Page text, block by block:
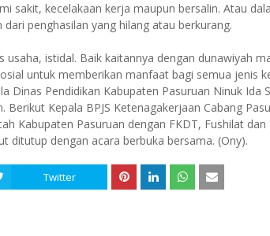
sakit, kecelakaan kerja maupun bersalin. Atau
dari penghasilan yang hilang atau berkurang.
usaha, istidal. Baik kaitannya dengan dunawiyah
untuk memberikan manfaat bagi semua jenis
Dinas Pendidikan Kabupaten Pasuruan Ninuk Ida
Berikut Kepala BPJS Ketenagakerjaan Cabang
Kabupaten Pasuruan dengan FKDT, Fushilat dan
ditutup dengan acara berbuka bersama. (Ony).
Twitter